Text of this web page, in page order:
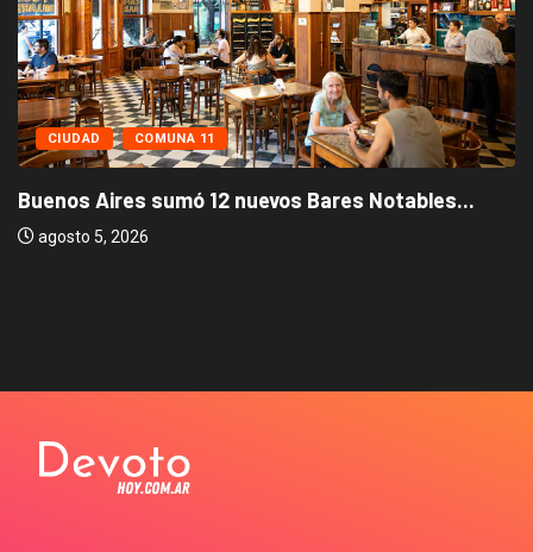
CIUDAD COMUNA 11
Buenos Aires sumó 12 nuevos Bares Notables...
agosto 5, 2026